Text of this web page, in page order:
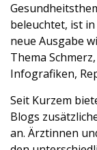
beleuchtet, ist
neue Ausgabe
Thema
Infografiken,
Seit Kurzem
Blogs
an. Ärztinnen